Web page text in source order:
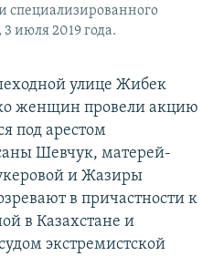
специализированного
июля 2019 года.
улице Жибек
женщин провели акцию
под арестом
Шевчук, матерей-
и Жазиры
в причастности к
в Казахстане и
экстремистской